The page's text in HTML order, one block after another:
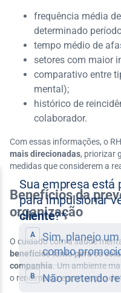
frequência média
determinado
tempo médio de
setores com maior
comparativo entre
mental);
histórico de
colaborador.
Com essas informações, o
mais direcionadas, priorizar
medidas que considerem a
Benefícios da
organização
O cuidado com a saúde
benefícios tanto para os
companhia . Um ambiente
o rendimento e a retenção